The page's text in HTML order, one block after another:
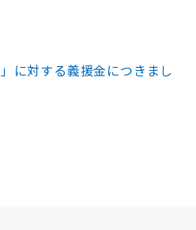
に対する義援金につきまし